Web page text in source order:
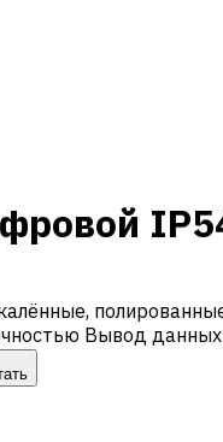
Вывод данных